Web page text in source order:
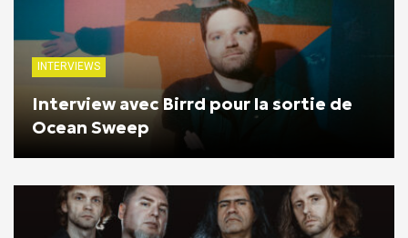
INTERVIEWS
Interview avec Birrd pour la sortie de
Ocean Sweep